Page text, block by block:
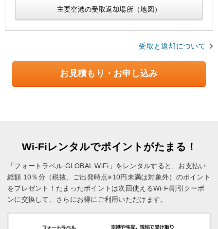
主要空港の受取返却場所（地図）
受取と返却について
お見積もり・お申し込み
Wi-Fiレンタルでポイントがたまる！
「フォートラベル GLOBAL WiFi」をレンタルすると、お支払い
総額 10％分（税抜、ご出発時点※10円未満は対象外）のポイント
をプレゼント！ たまったポイントは次回使えるWi-Fi割引クーポ
ンに交換して、さらにお得にご利用いただけます。